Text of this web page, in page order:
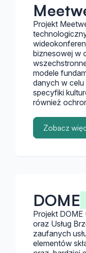
Projekt
biznesowej w
modele
danych w
specyfiki
również
Zobacz
DOME
Projekt DOME
oraz Usług
zaufanych
elementów